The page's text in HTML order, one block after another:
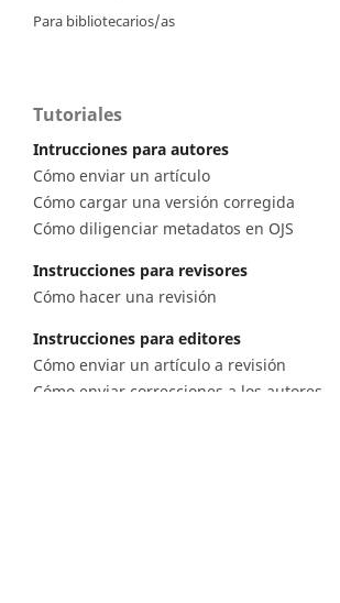
Para bibliotecarios/as
Tutoriales
Intrucciones para autores
Cómo enviar un artículo
Cómo cargar una versión corregida
Cómo diligenciar metadatos en OJS
Instrucciones para revisores
Cómo hacer una revisión
Instrucciones para editores
Cómo enviar un artículo a revisión
Cómo enviar correcciones a los autores